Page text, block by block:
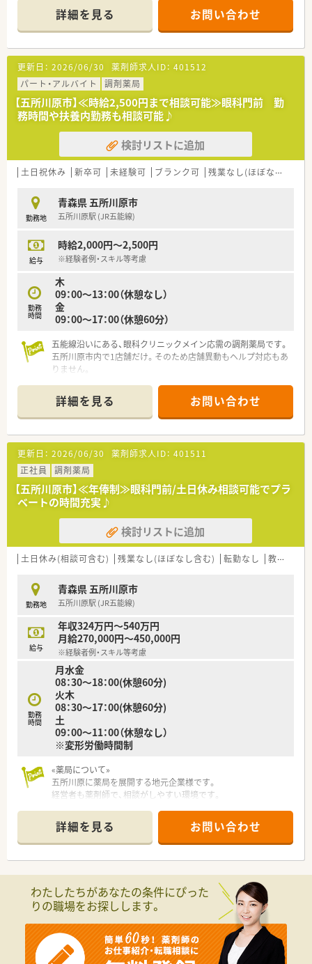
■処方箋枚数は1日平均15枚前後と比較的ゆとりがあり、一人ひ
とりの患者様に対して丁寧に向き合い服薬指導を行える環境で
す。
■薬剤師は常時2名に派遣スタッフ1名を加えた体制となってお
り、大手ショッピングセンター内の併設薬局として運営されてい
ます。
【法人特徴について】
■国内の小売業でトップクラスのシェアを誇る大手グループで
あり、安定した経営基盤のもとで全国各地に調剤薬局を展開して
います。
■ショッピングモールを地域医療の拠点と位置付けており、衣食
住の「住」を支えるヘルスケア事業を重要戦略として推進してい
ます。
ーションを目指し、調剤とOTC販売の両輪で社会貢献を行ってい
ます。
■処方箋に基づく調剤業務やレセプト業務に加え、併設された
OTCコーナーでの一般用医薬品の販売やカウンセリングを行い
■地域の患者様からの多種多様な健康相談に対応することで、セ
ルフメディケーションの推進に直接貢献することが期待されま
す。
■漢方の取り扱いも積極的に促進しているため、通常の調剤薬局
す。
詳細を見る お問い合わせ
更新日： 2026/06/30 薬剤師求人ID： 401512
パート・アルバイト
調剤薬局
【五所川原市】≪時給2,500円まで相談可能≫眼科門前 勤
務時間や扶養内勤務も相談可能♪
検討リストに追加
土日祝休み 新卒可 未経験可 ブランク可 残業なし(ほぼなし含む)
勤務地
青森県 五所川原市
五所川原駅 (JR五能線)
給与
時給2,000円～2,500円
※経験者例・スキル等考慮
勤務
時間
木
09：00～13：00（休憩なし）
金
09：00～17：00（休憩60分）
五能線沿いにある、眼科クリニックメイン応需の調剤薬局です。
五所川原市内で1店舗だけ。そのため店舗異動もヘルプ対応もあ
りません。
調剤経験は問いませんが、的確に投薬できる方、丁寧ながらもス
ムーズに患者様とお話しできる方、募集です。
管理薬剤師は社長となります。
とても気さくで明るい方で、気軽にお話、相談しやすい雰囲気の
方です。
研修体制はOJTのみとなります。
こつこつと業務に取り組みたい方、大きな変化なく安定して業務
に対応したい方にオススメです。
詳細を見る お問い合わせ
更新日： 2026/06/30 薬剤師求人ID： 401511
正社員
調剤薬局
【五所川原市】≪年俸制≫眼科門前/土日休み相談可能でプラ
ベートの時間充実♪
検討リストに追加
土日休み(相談可含む) 残業なし(ほぼなし含む) 転勤なし 教育制度あり
勤務地
青森県 五所川原市
五所川原駅 (JR五能線)
給与
年収324万円～540万円
月給270,000円～450,000円
※経験者例・スキル等考慮
勤務
時間
月水金
08：30～18：00(休憩60分)
火木
08：30～17：00(休憩60分)
土
09：00～11：00（休憩なし）
※変形労働時間制
«薬局について»
五所川原に薬局を展開する地元企業様です。
経営者も薬剤師で、相談がしやすい環境です。
調剤未経験ではあるものの、Iターン、Ｕターン希望の方はお気軽
にお問い合わせください。
≪こんな方にオススメ≫
店舗異動や大きな変化なく、同じ環境での勤務を希望する方
挑戦ではなく、ずっと同じクオリティを出し続けることが得意な
方
詳細を見る お問い合わせ
わたしたちがあなたの条件にぴった
りの職場をお探しします。